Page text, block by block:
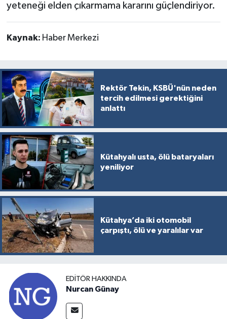
yeteneği elden çıkarmama kararını güçlendiriyor.
Kaynak: Haber Merkezi
Rektör Tekin, KSBÜ'nün neden
tercih edilmesi gerektiğini
anlattı
Kütahyalı usta, ölü bataryaları
yeniliyor
Kütahya’da iki otomobil
çarpıştı, ölü ve yaralılar var
EDITÖR HAKKINDA
Nurcan Günay
Spor
Teknoloji
Türkiye
Video Galeri
Yaşam
Yemek Tarifleri